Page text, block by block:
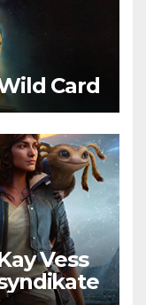
Card
Vess